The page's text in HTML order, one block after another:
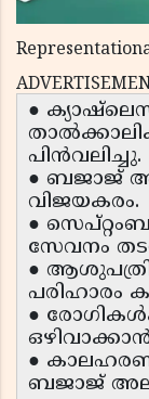
●
പിൻവലിച്ചു.
● ബജാജ്
വിജയകരം.
●
സേവനം
●
പരിഹാരം
●
●
ബജാജ്